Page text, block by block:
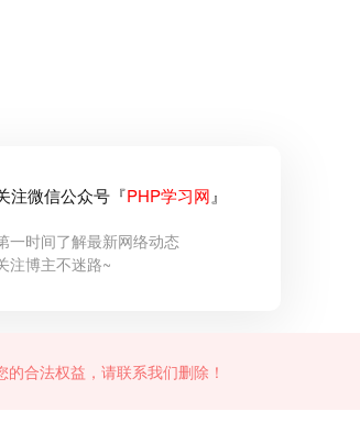
注微信公众号『PHP学习网 』
一时间了解最新网络动态
注博主不迷路~
合法权益，请联系我们删除！